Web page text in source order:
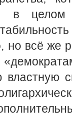
в целом
но всё же
властную